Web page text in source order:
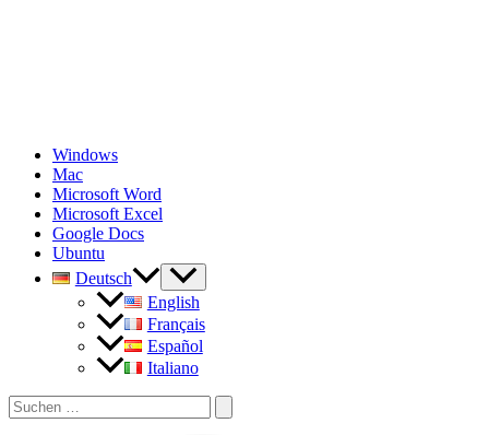
Windows
Mac
Microsoft Word
Microsoft Excel
Google Docs
Ubuntu
Deutsch
English
Français
Español
Italiano
Suchen
nach: